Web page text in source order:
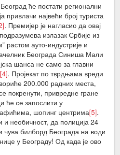
ће постати регионални
највећи број туриста
. Премијер је нагласио да овај
излазак Србије из
растом ауто-индустрије и
Београда Синиша Мали
шанса не само за главни
[4]. Пројекат по тврдњама вреди
200.000 радних места,
покренути, привредне гране
ће се запослити у
шопинг центрима[5].
необичност, да полиција 24
билборд Београда на води
у Београду! Од када је ово